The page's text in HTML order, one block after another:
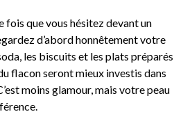
fois que vous hésitez devant un
d’abord honnêtement votre
les biscuits et les plats préparés
flacon seront mieux investis dans
moins glamour, mais votre peau